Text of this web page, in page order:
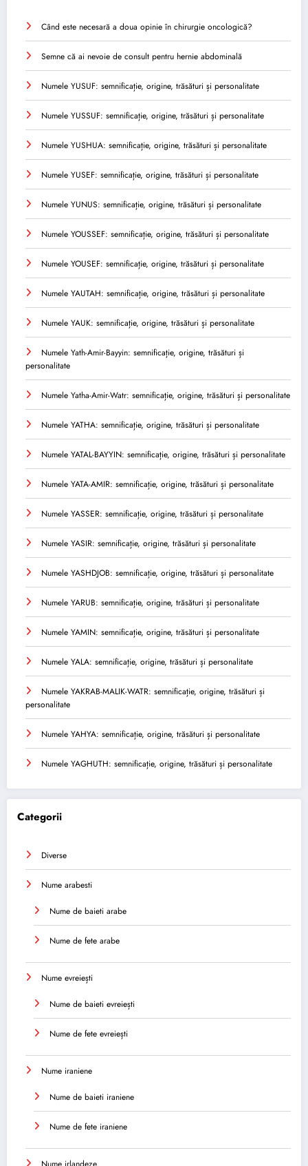
Când este necesară a doua opinie în chirurgie oncologică?
Semne că ai nevoie de consult pentru hernie abdominală
Numele YUSUF: semnificație, origine, trăsături și personalitate
Numele YUSSUF: semnificație, origine, trăsături și personalitate
Numele YUSHUA: semnificație, origine, trăsături și personalitate
Numele YUSEF: semnificație, origine, trăsături și personalitate
Numele YUNUS: semnificație, origine, trăsături și personalitate
Numele YOUSSEF: semnificație, origine, trăsături și personalitate
Numele YOUSEF: semnificație, origine, trăsături și personalitate
Numele YAUTAH: semnificație, origine, trăsături și personalitate
Numele YAUK: semnificație, origine, trăsături și personalitate
Numele Yath-Amir-Bayyin: semnificație, origine, trăsături și
personalitate
Numele Yatha-Amir-Watr: semnificație, origine, trăsături și personalitate
Numele YATHA: semnificație, origine, trăsături și personalitate
Numele YATAL-BAYYIN: semnificație, origine, trăsături și personalitate
Numele YATA-AMIR: semnificație, origine, trăsături și personalitate
Numele YASSER: semnificație, origine, trăsături și personalitate
Numele YASIR: semnificație, origine, trăsături și personalitate
Numele YASHDJOB: semnificație, origine, trăsături și personalitate
Numele YARUB: semnificație, origine, trăsături și personalitate
Numele YAMIN: semnificație, origine, trăsături și personalitate
Numele YALA: semnificație, origine, trăsături și personalitate
Numele YAKRAB-MALIK-WATR: semnificație, origine, trăsături și
personalitate
Numele YAHYA: semnificație, origine, trăsături și personalitate
Numele YAGHUTH: semnificație, origine, trăsături și personalitate
Categorii
Diverse
Nume arabesti
Nume de baieti arabe
Nume de fete arabe
Nume evreiești
Nume de baieti evreiești
Nume de fete evreiești
Nume iraniene
Nume de baieti iraniene
Nume de fete iraniene